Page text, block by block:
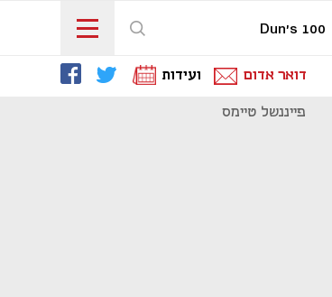
Dun's 100
דואר אדום ועידות
פייננשל טיימס